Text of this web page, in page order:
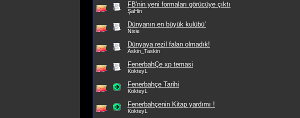
FB'nin yeni formaları görücüye çıktı
ŞaHin
Dünyanın en büyük kulübü’
Nixie
Dünyaya rezil falan olmadık!
Askin_Taskin
FenerbahÇe xp temasi
KokteyL
Fenerbahçe Tarihi
KokteyL
Fenerbahçenin Kitap yardımı !
KokteyL